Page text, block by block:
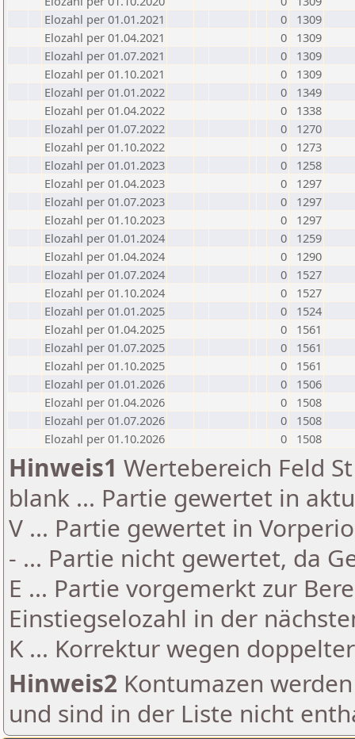
Elozahl per 01.01.2021
0
1309
Elozahl per 01.04.2021
0
1309
Elozahl per 01.07.2021
0
1309
Elozahl per 01.10.2021
0
1309
Elozahl per 01.01.2022
0
1349
Elozahl per 01.04.2022
0
1338
Elozahl per 01.07.2022
0
1270
Elozahl per 01.10.2022
0
1273
Elozahl per 01.01.2023
0
1258
Elozahl per 01.04.2023
0
1297
Elozahl per 01.07.2023
0
1297
Elozahl per 01.10.2023
0
1297
Elozahl per 01.01.2024
0
1259
Elozahl per 01.04.2024
0
1290
Elozahl per 01.07.2024
0
1527
Elozahl per 01.10.2024
0
1527
Elozahl per 01.01.2025
0
1524
Elozahl per 01.04.2025
0
1561
Elozahl per 01.07.2025
0
1561
Elozahl per 01.10.2025
0
1561
Elozahl per 01.01.2026
0
1506
Elozahl per 01.04.2026
0
1508
Elozahl per 01.07.2026
0
1508
Elozahl per 01.10.2026
0 1508
Hinweis1 Wertebereich Feld
blank ... Partie gewertet in
V ... Partie gewertet in
- ... Partie nicht gewertet, da
E ... Partie vorgemerkt zur
Einstiegselozahl in der
K ... Korrektur wegen
Hinweis2 Kontumazen
und sind in der Liste nicht